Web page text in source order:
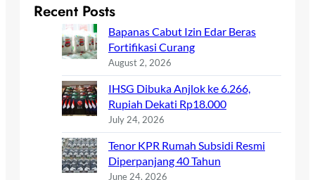
Recent Posts
Bapanas Cabut Izin Edar Beras
Fortifikasi Curang
August 2, 2026
IHSG Dibuka Anjlok ke 6.266,
Rupiah Dekati Rp18.000
July 24, 2026
Tenor KPR Rumah Subsidi Resmi
Diperpanjang 40 Tahun
June 24, 2026